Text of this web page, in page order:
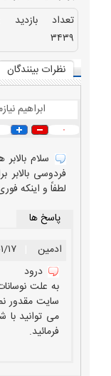
تعداد بازديد
۳۴۳۹
نظرات بينندگان
ابراهیم
۰
سلام
لطفاً و اینکه
پاسخ ها
ادمین
۱۴۰۴/
درود
به علت
سایت مقدور
می توانید
فرمائید.